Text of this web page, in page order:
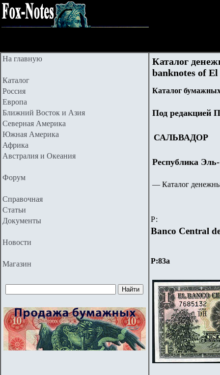
На главную
Каталог
Россия
Европа
Ближний Восток и Азия
Северная Америка
Южная Америка
Африка
Австралия и Океания
Форум
Справочная
Статьи
Документы
Новости
Магазин
Каталог
banknotes of
Каталог
Под редакцией
САЛЬВАДОР
Республика
— Каталог
Р:
Banco Central
P:83a